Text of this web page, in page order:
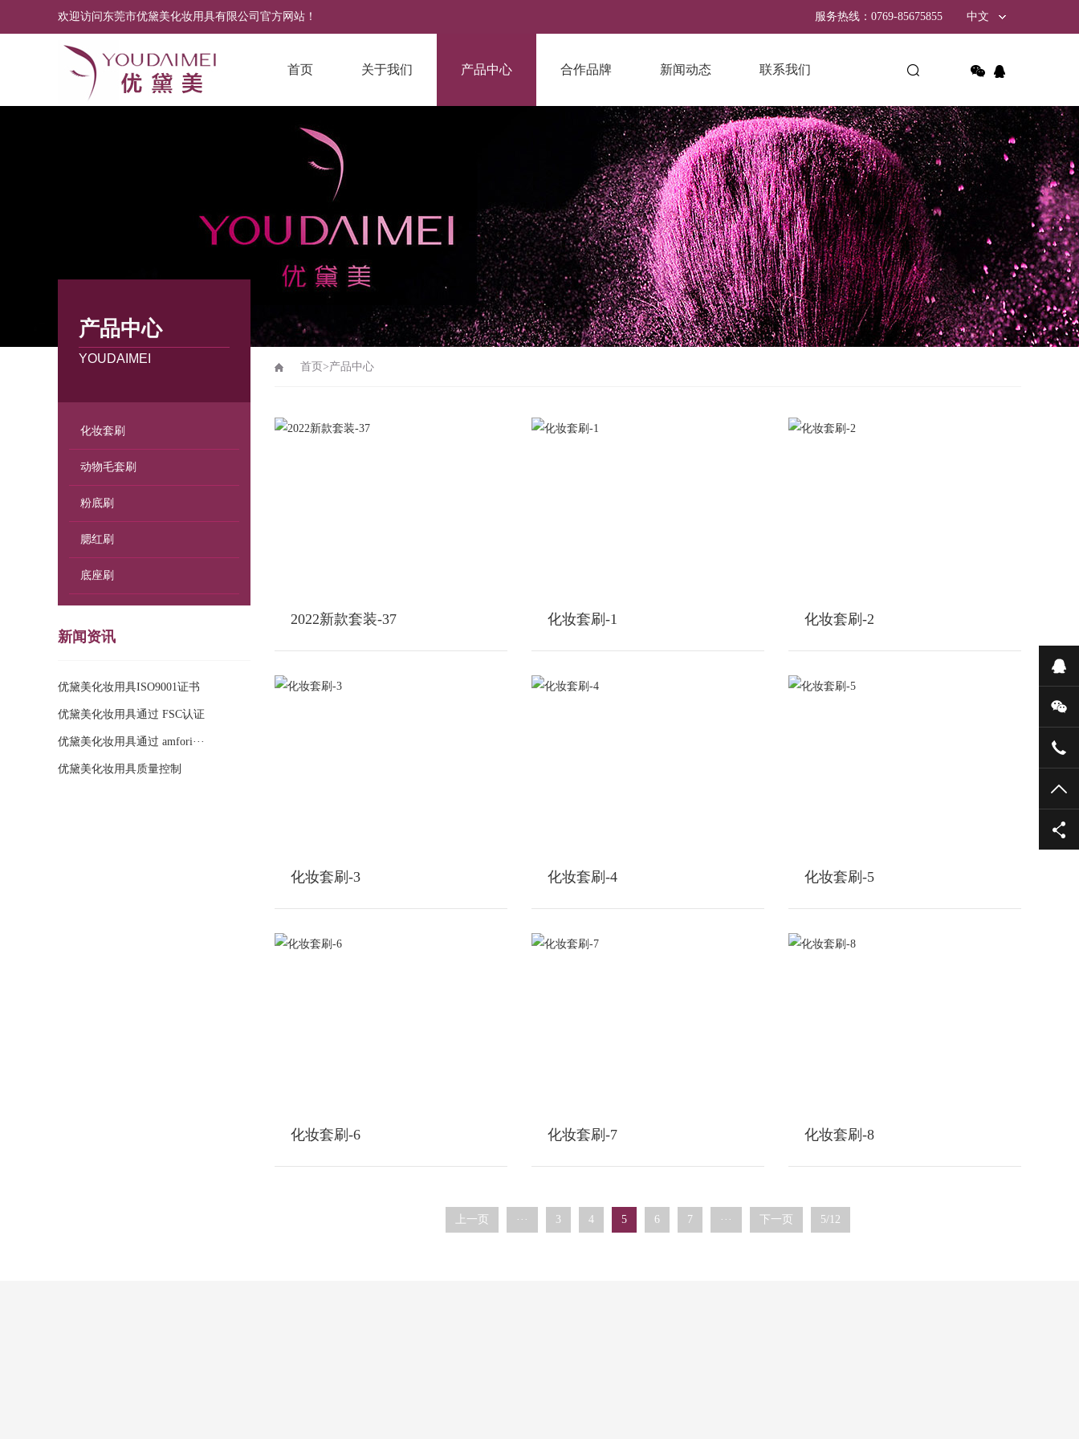
欢迎访问东莞市优黛美化妆用具有限公司官方网站！ 中文
服务热线：0769-85675855
首页 关于我们 产品中心 合作品牌 新闻动态 联系我们
产品中心
YOUDAIMEI
化妆套刷
动物毛套刷
粉底刷
腮红刷
底座刷
新闻资讯
优黛美化妆用具ISO9001证书
优黛美化妆用具通过 FSC认证
优黛美化妆用具通过 amfori···
优黛美化妆用具质量控制
首页 >产品中心
2022新款套装-37 化妆套刷-1 化妆套刷-2
化妆套刷-3 化妆套刷-4 化妆套刷-5
化妆套刷-6 化妆套刷-7 化妆套刷-8
上一页 ··· 3 4 5 6 7 ··· 下一页 5/12
在
微